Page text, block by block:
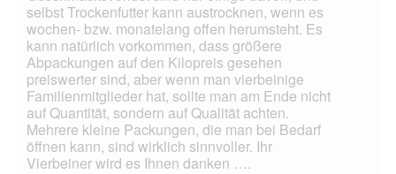
selbst Trockenfutter kann austrocknen, wenn es
wochen- bzw. monatelang offen herumsteht. Es
kann natürlich vorkommen, dass größere
Abpackungen auf den Kilopreis gesehen
preiswerter sind, aber wenn man vierbeinige
Familienmitglieder hat, sollte man am Ende nicht
auf Quantität, sondern auf Qualität achten.
Mehrere kleine Packungen, die man bei Bedarf
öffnen kann, sind wirklich sinnvoller. Ihr
Vierbeiner wird es Ihnen danken ….